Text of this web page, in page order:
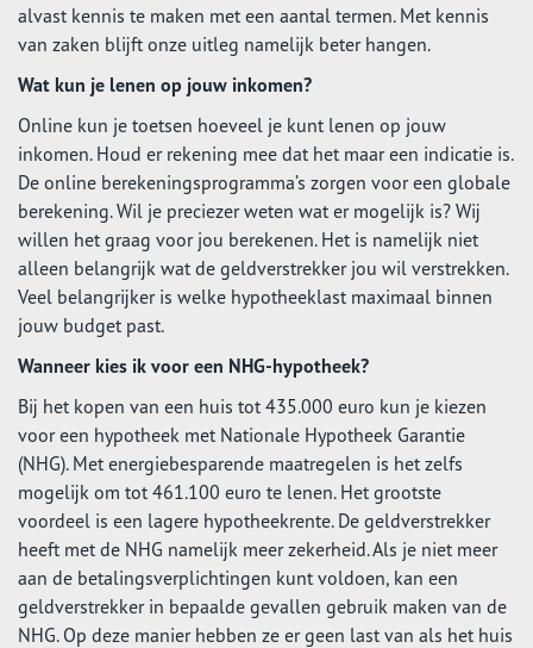
alvast kennis te maken met een aantal termen. Met kennis
van zaken blijft onze uitleg namelijk beter hangen.
Wat kun je lenen op jouw inkomen?
Online kun je toetsen hoeveel je kunt lenen op jouw
inkomen. Houd er rekening mee dat het maar een indicatie is.
De online berekeningsprogramma’s zorgen voor een globale
berekening. Wil je preciezer weten wat er mogelijk is? Wij
willen het graag voor jou berekenen. Het is namelijk niet
alleen belangrijk wat de geldverstrekker jou wil verstrekken.
Veel belangrijker is welke hypotheeklast maximaal binnen
jouw budget past.
Wanneer kies ik voor een NHG-hypotheek?
Bij het kopen van een huis tot 435.000 euro kun je kiezen
voor een hypotheek met Nationale Hypotheek Garantie
(NHG). Met energiebesparende maatregelen is het zelfs
mogelijk om tot 461.100 euro te lenen. Het grootste
voordeel is een lagere hypotheekrente. De geldverstrekker
heeft met de NHG namelijk meer zekerheid. Als je niet meer
aan de betalingsverplichtingen kunt voldoen, kan een
geldverstrekker in bepaalde gevallen gebruik maken van de
NHG. Op deze manier hebben ze er geen last van als het huis